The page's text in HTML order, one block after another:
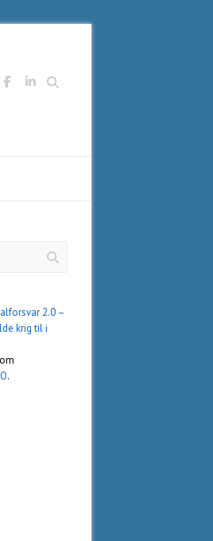
Søg
2.0 –
krig til i
.